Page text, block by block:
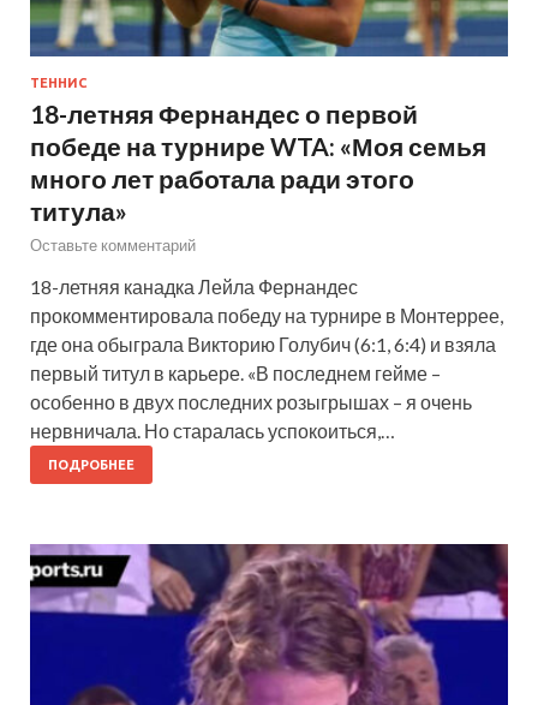
ТЕННИС
18-летняя Фернандес о первой
победе на турнире WTA: «Моя семья
много лет работала ради этого
титула»
Оставьте комментарий
18-летняя канадка Лейла Фернандес
прокомментировала победу на турнире в Монтеррее,
где она обыграла Викторию Голубич (6:1, 6:4) и взяла
первый титул в карьере. «В последнем гейме –
особенно в двух последних розыгрышах – я очень
нервничала. Но старалась успокоиться,…
ПОДРОБНЕЕ